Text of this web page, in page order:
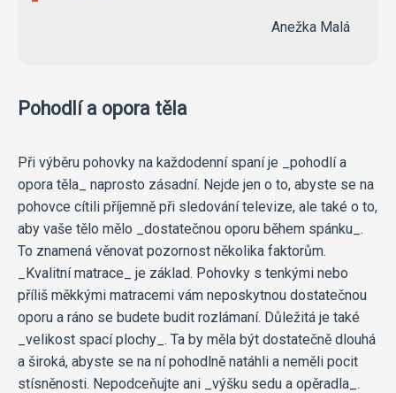
Anežka Malá
Pohodlí a opora těla
Při výběru pohovky na každodenní spaní je _pohodlí a
opora těla_ naprosto zásadní. Nejde jen o to, abyste se na
pohovce cítili příjemně při sledování televize, ale také o to,
aby vaše tělo mělo _dostatečnou oporu během spánku_.
To znamená věnovat pozornost několika faktorům.
_Kvalitní matrace_ je základ. Pohovky s tenkými nebo
příliš měkkými matracemi vám neposkytnou dostatečnou
oporu a ráno se budete budit rozlámaní. Důležitá je také
_velikost spací plochy_. Ta by měla být dostatečně dlouhá
a široká, abyste se na ní pohodlně natáhli a neměli pocit
stísněnosti. Nepodceňujte ani _výšku sedu a opěradla_.